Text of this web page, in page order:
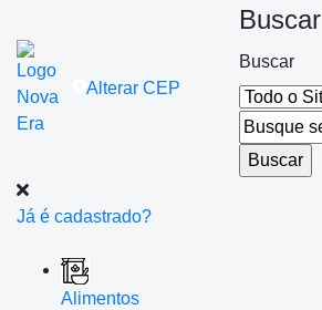
Alterar CEP
Buscar
Buscar
Já é cadastrado?
Alimentos